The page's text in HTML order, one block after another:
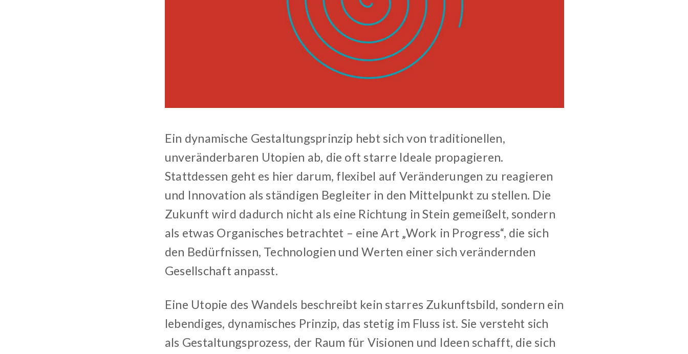
Ein dynamische Gestaltungsprinzip hebt sich von traditionellen,
unveränderbaren Utopien ab, die oft starre Ideale propagieren.
Stattdessen geht es hier darum, flexibel auf Veränderungen zu reagieren
und Innovation als ständigen Begleiter in den Mittelpunkt zu stellen. Die
Zukunft wird dadurch nicht als eine Richtung in Stein gemeißelt, sondern
als etwas Organisches betrachtet – eine Art „Work in Progress“, die sich
den Bedürfnissen, Technologien und Werten einer sich verändernden
Gesellschaft anpasst.
Eine Utopie des Wandels beschreibt kein starres Zukunftsbild, sondern ein
lebendiges, dynamisches Prinzip, das stetig im Fluss ist. Sie versteht sich
als Gestaltungsprozess, der Raum für Visionen und Ideen schafft, die sich